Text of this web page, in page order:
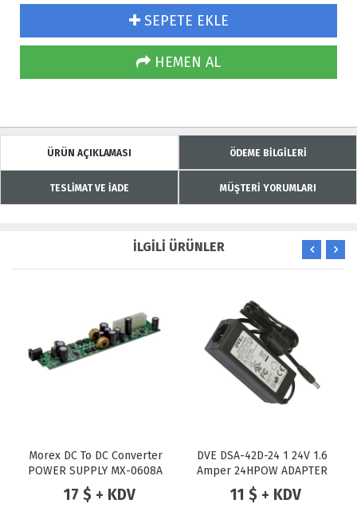
SEPETE EKLE
HEMEN AL
ÜRÜN AÇIKLAMASI ÖDEME BİLGİLERİ
TESLİMAT VE İADE MÜŞTERİ YORUMLARI
İLGİLİ ÜRÜNLER
Morex DC To DC Converter
POWER SUPPLY MX-0608A
80W 12V DC MINI-ITX ATX
(DC Jack)
17 $ + KDV
DVE DSA-42D-24 1 24V 1.6
Amper 24HPOW ADAPTER
11 $ + KDV